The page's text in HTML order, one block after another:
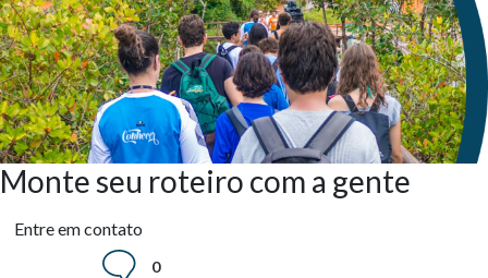
Monte seu roteiro com a gente
Entre em contato
0